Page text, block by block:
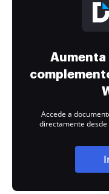
Aumenta
Accede a
directamente